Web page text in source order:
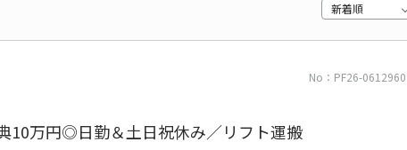
新着順
No：PF26-0612960
10万円◎日勤＆土日祝休み／リフト運搬